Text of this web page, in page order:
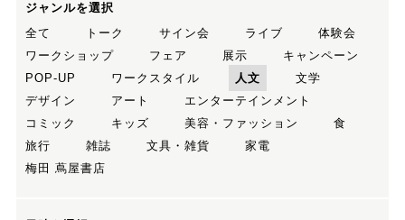
ジャンルを選択
全て
トーク サイン会 ライブ
体験会
ワークショップ
フェア 展示
キャンペーン
POP-UP
ワークスタイル 人文
文学
デザイン
アート
エンターテインメント
コミック
キッズ 美容・ファッション
食
旅行
雑誌 文具・雑貨
家電
梅田 蔦屋書店